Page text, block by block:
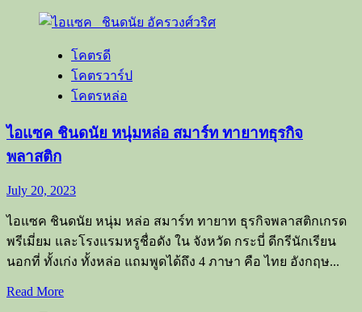
about
ไปรท์
SPD
No.1
โคตรดี
โคตรวาร์ป
โคตรหล่อ
ไอแซค ชินดนัย หนุ่มหล่อ สมาร์ท ทายาทธุรกิจ
พลาสติก
July 20, 2023
ไอแซค ชินดนัย หนุ่ม หล่อ สมาร์ท ทายาท ธุรกิจพลาสติกเกรด
พรีเมี่ยม และโรงแรมหรูชื่อดัง ใน จังหวัด กระบี่​ ดีกรีนักเรียน
นอกที่ ทั้งเก่ง ทั้งหล่อ แถมพูดได้ถึง 4 ภาษา คือ ไทย อังกฤษ...
Read MoreRead